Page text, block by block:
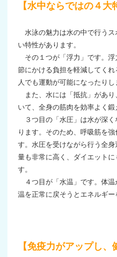
【水中ならではの４大
水泳の魅力は水の中で行うス
い特性があります。
その１つが「浮力」です。浮
節にかける負担を軽減してく
人でも運動が可能になったりし
また、水には「抵抗」があり
いて、全身の筋肉を効率よく鍛
３つ目の「水圧」は水が深く
ります。そのため、呼吸筋を
す。水圧を受けながら行う全
量も非常に高く、ダイエット
す。
４つ目が「水温」です。体温
温を正常に戻そうとエネルギー
【免疫力がアップし、